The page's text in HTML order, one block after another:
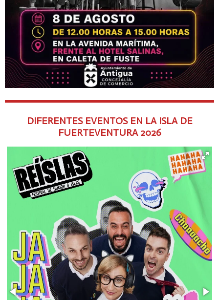
DIFERENTES EVENTOS EN LA ISLA DE
FUERTEVENTURA 2026